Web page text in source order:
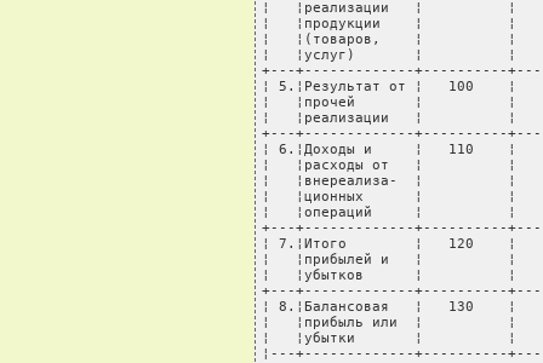
¦   ¦реализации   ¦
¦   ¦продукции    ¦
¦   ¦(товаров,    ¦
¦   ¦услуг)       ¦
+---+-------------+----------
¦ 5.¦Результат от ¦   100
¦   ¦прочей       ¦
¦   ¦реализации   ¦
+---+-------------+----------
¦ 6.¦Доходы и     ¦   110
¦   ¦расходы от   ¦
¦   ¦внереализа-  ¦
¦   ¦ционных      ¦
¦   ¦операций     ¦
+---+-------------+----------
¦ 7.¦Итого        ¦   120
¦   ¦прибылей и   ¦
¦   ¦убытков      ¦
+---+-------------+----------
¦ 8.¦Балансовая   ¦   130
¦   ¦прибыль или  ¦
¦   ¦убытки       ¦
¦---+-------------+----------